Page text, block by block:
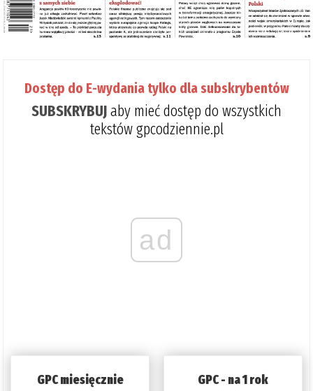
Dostęp do E-wydania tylko dla subskrybentów
SUBSKRYBUJaby mieć dostęp do wszystkich
tekstów gpcodziennie.pl
ad
GPC miesięcznie GPC - na 1 rok